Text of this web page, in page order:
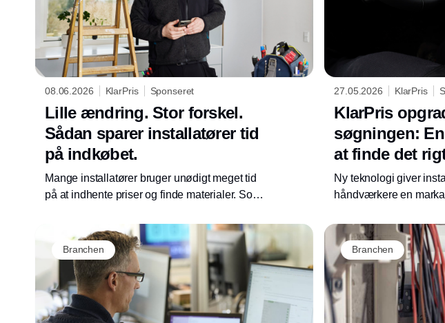
08.06.2026 KlarPris Sponseret
Lille ændring. Stor forskel.
Sådan sparer installatører tid
på indkøbet.
Mange installatører bruger unødigt meget tid
på at indhente priser og finde materialer. Som
specifik komponent til en opgave hos kunden
– og så starter jagten. Det er tid, der kunne
bruges langt bedre og løsningen er enklere,
end du tror.
27.05.2026 KlarPris
KlarPris
søgningen:
at finde det
Ny teknologi giver
håndværkere en
Branchen Branchen